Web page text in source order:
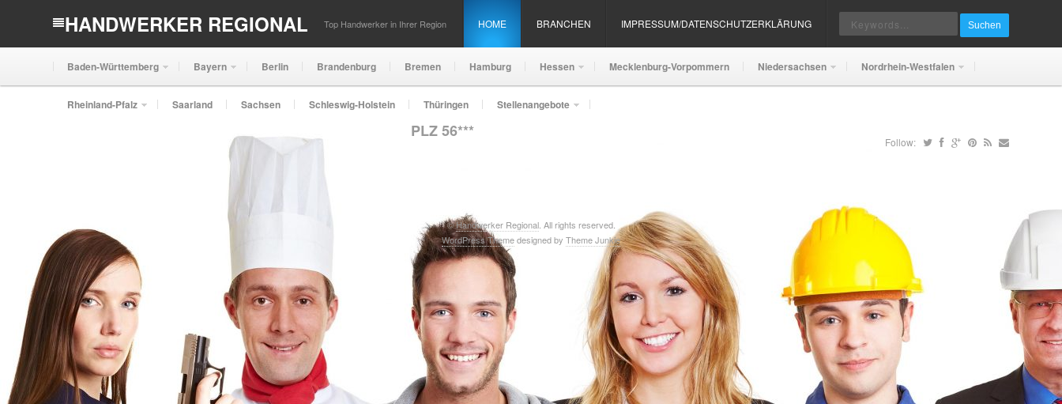
HANDWERKER REGIONAL Top Handwerker in Ihrer Region HOME BRANCHEN IMPRESSUM/DATENSCHUTZERKLÄRUNG Suchen
Baden-Württemberg Bayern Berlin Brandenburg Bremen Hamburg Hessen Mecklenburg-Vorpommern Niedersachsen Nordrhein-Westfalen
Rheinland-Pfalz Saarland Sachsen Schleswig-Holstein Thüringen Stellenangebote
Follow:
PLZ 56***
©Handwerker Regional. All rights reserved.
WordPress Themedesigned by Theme Junkie